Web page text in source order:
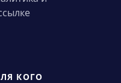
КОГО